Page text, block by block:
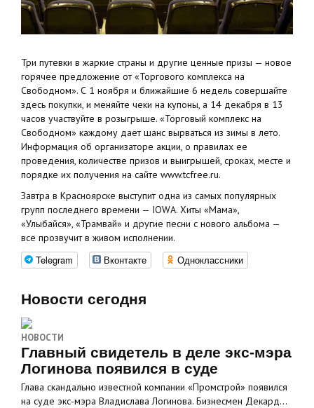
Три путевки в жаркие страны и другие ценные призы — новое
горячее предложение от «Торгового комплекса на
Свободном». С 1 ноября и ближайшие 6 недель совершайте
здесь покупки, и меняйте чеки на купоны, а 14 декабря в 13
часов участвуйте в розыгрыше. «Торговый комплекс на
Свободном» каждому дает шанс вырваться из зимы в лето.
Информация об организаторе акции, о правилах ее
проведения, количестве призов и выигрышей, сроках, месте и
порядке их получения на сайте www.tcfree.ru.
Завтра в Красноярске выступит одна из самых популярных
групп последнего времени — IOWA. Хиты «Мама»,
«Улыбайся», «Трамвай» и другие песни с нового альбома —
все прозвучит в живом исполнении.
Telegram Вконтакте Одноклассники
Новости сегодня
НОВОСТИ
Главный свидетель в деле экс-мэра
Логинова появился в суде
Глава скандально известной компании «Промстрой» появился
на суде экс-мэра Владислава Логинова. Бизнесмен Декард…